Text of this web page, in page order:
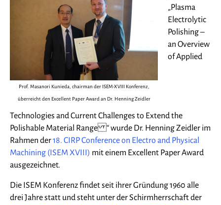
Vorstand
Datenschutzerklärung
Impressum
Prof. Masanori Kunieda, chairman der ISEM-XVIII Konferenz,
überreicht den Excellent Paper Award an Dr. Henning Zeidler
„Plasma
Electrolytic
Polishing –
an Overview
of Applied
Technologies and Current Challenges to Extend the
Polishable Material Range “ wurde Dr. Henning Zeidler im
Rahmen der18. CIRP Conference on Electro and Physical
Machining (ISEM XVIII) mit einem Excellent Paper Award
ausgezeichnet.
Die ISEM Konferenz findet seit ihrer Gründung 1960 alle
drei Jahre statt und steht unter der Schirmherrschaft der